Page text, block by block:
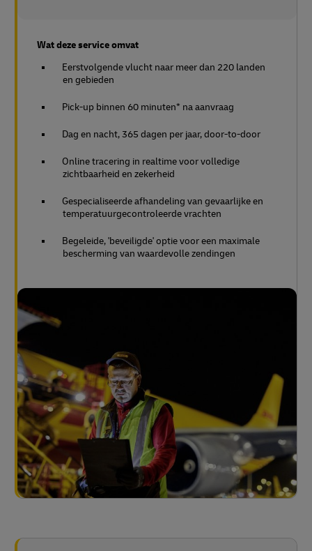
Wat deze service omvat
Eerstvolgende vlucht naar meer dan 220 landen
en gebieden
Pick-up binnen 60 minuten* na aanvraag
Dag en nacht, 365 dagen per jaar, door-to-door
Online tracering in realtime voor volledige
zichtbaarheid en zekerheid
Gespecialiseerde afhandeling van gevaarlijke en
temperatuurgecontroleerde vrachten
Begeleide, 'beveiligde' optie voor een maximale
bescherming van waardevolle zendingen